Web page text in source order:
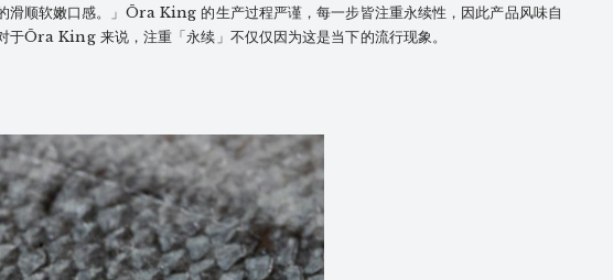
滑顺软嫩口感。」Ōra King 的生产过程严谨，每一步皆注重永续性，因此产品风味自
于Ōra King 来说，注重「永续」不仅仅因为这是当下的流行现象。